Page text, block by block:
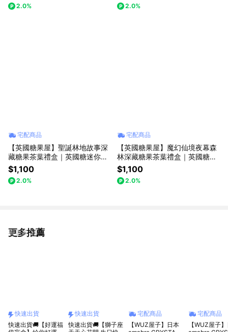
2.0% 2.0%
宅配商品
【英國糖果屋】聖誕林地故事深
藏糖果茶葉禮盒｜英國糖迷你包
8包入｜英國茶10入
$1,100
2.0%
宅配商品
【英國糖果屋】魔幻仙境夜幕森
林深藏糖果茶葉禮盒｜英國糖迷
你包8包入｜英國茶10入
$1,100
2.0%
更多推薦
看更多
快速出貨
快速出貨🚚【好運福
快速出貨
快速出貨🚚【獅子座
宅配商品
【WUZ屋子】日本
宅配商品
【WUZ屋子